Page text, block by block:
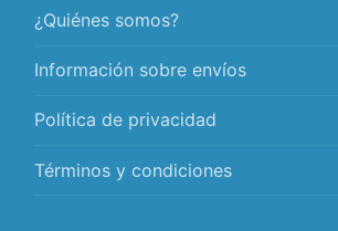
¿Quiénes somos?
Información sobre envíos
Política de privacidad
Términos y condiciones